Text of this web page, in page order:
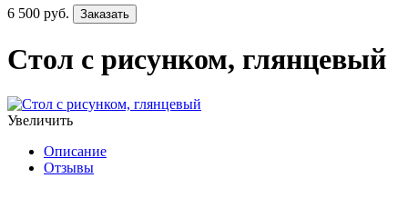
6 500 руб. Заказать
Стол с рисунком, глянцевый
Увеличить
Описание
Отзывы